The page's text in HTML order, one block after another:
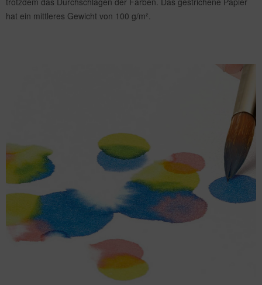
hat ein mittleres Gewicht von 100 g/m².